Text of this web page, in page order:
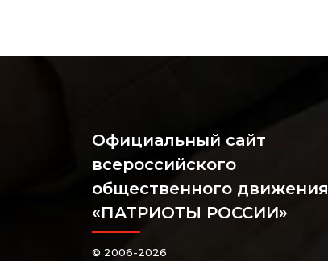
Официальный сайт
всероссийского
общественного движения
«ПАТРИОТЫ РОССИИ»
© 2006-2026